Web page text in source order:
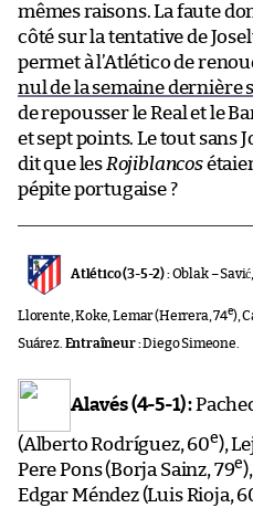
mêmes raisons. La faute
côté sur la tentative de
permet à l’Atlético de
nul de la semaine dernière
de repousser le Real et le
et sept points. Le tout sans
dit que les Rojiblancos
pépite portugaise ?
Atlético (3-5-2) :Oblak –
Llorente, Koke, Lemar (Herrera, 74e),
Suárez. Entraîneur :Diego Simeone.
Alavés (4-5-1) :
(Alberto Rodríguez, 60e),
Pere Pons (Borja Sainz, 79e
Edgar Méndez (Luis Rioja,